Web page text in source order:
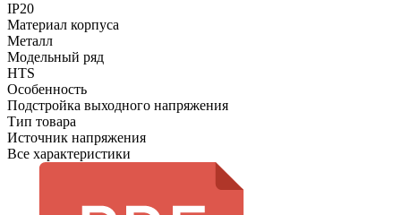
IP20
Материал корпуса
Металл
Модельный ряд
HTS
Особенность
Подстройка выходного напряжения
Тип товара
Источник напряжения
Все характеристики